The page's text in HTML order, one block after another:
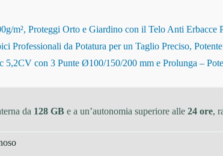
m², Proteggi Orto e Giardino con il Telo Anti Erbacce
da Potatura per un Taglio Preciso,
con 3 Punte Ø100/150/200 mm e Prolunga –
da 128 GB e a un’autonomia superiore alle 24 ore,